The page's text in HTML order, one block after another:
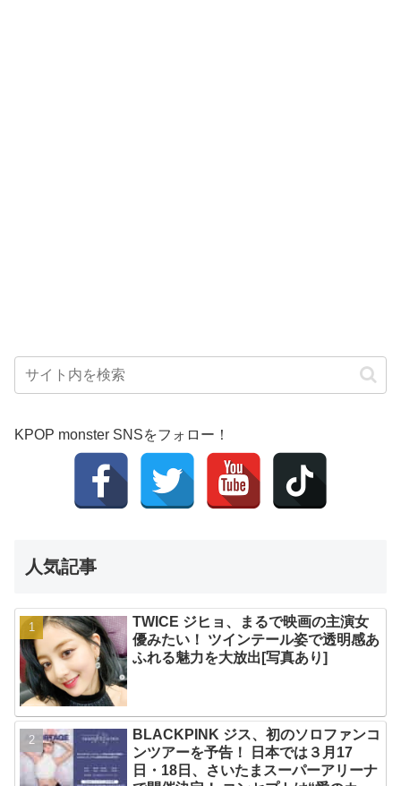
KPOP monster SNSをフォロー！
人気記事
TWICE ジヒョ、まるで映画の主演女
優みたい！ ツインテール姿で透明感あ
ふれる魅力を大放出[写真あり]
BLACKPINK ジス、初のソロファンコ
ンツアーを予告！ 日本では３月17
日・18日、さいたまスーパーアリーナ